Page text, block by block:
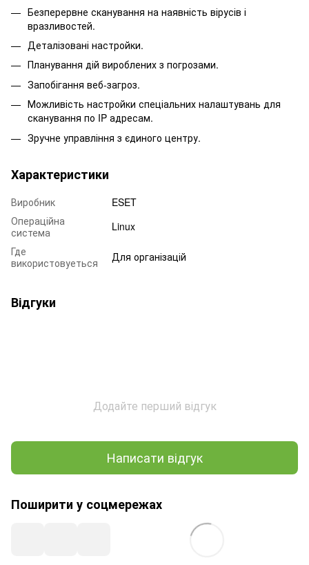
Безперервне сканування на наявність вірусів і
вразливостей.
Деталізовані настройки.
Планування дій вироблених з погрозами.
Запобігання веб-загроз.
Можливість настройки спеціальних налаштувань для
сканування по IP адресам.
Зручне управління з єдиного центру.
Характеристики
Виробник
ESET
Операційна
система
Linux
Где
використовуеться
Для організацій
Відгуки
Додайте перший відгук
Написати відгук
Поширити у соцмережах